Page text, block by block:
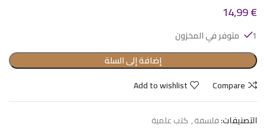
14,99€
1 متوفر في المخزون
إضافة إلى السلة
Compare
Add to wishlist
التصنيفات:فلسفة, كتب علمية